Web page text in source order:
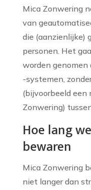
Mica Zonwering
van
die (aanzienlijke)
personen. Het
worden genomen
-systemen,
(bijvoorbeeld een
Zonwering)
Hoe lang
bewaren
Mica Zonwering
niet langer dan